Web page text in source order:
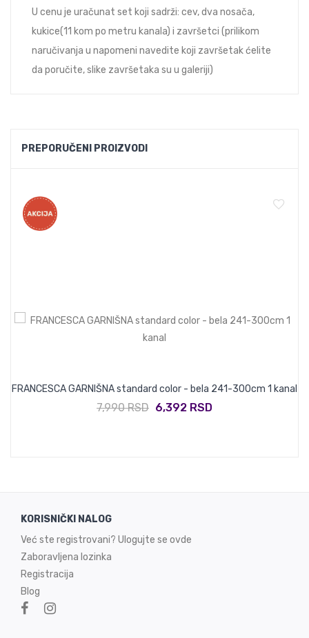
U cenu je uračunat set koji sadrži: cev, dva nosača,
kukice(11 kom po metru kanala) i završetci (prilikom
naručivanja u napomeni navedite koji završetak ćelite
da poručite, slike završetaka su u galeriji)
PREPORUČENI PROIZVODI
FRANCESCA GARNIŠNA standard color - bela 241-300cm 1 kanal
7,990 RSD 6,392 RSD
KORISNIČKI NALOG
Već ste registrovani? Ulogujte se ovde
Zaboravljena lozinka
Registracija
Blog